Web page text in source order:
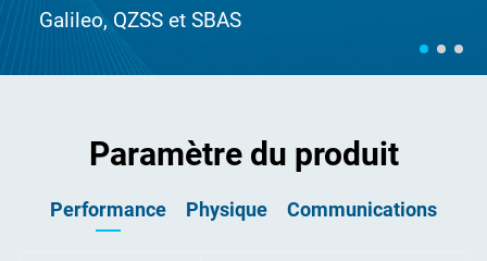
Galileo, QZSS et SBAS
Paramètre du produit
Performance Physique Communications